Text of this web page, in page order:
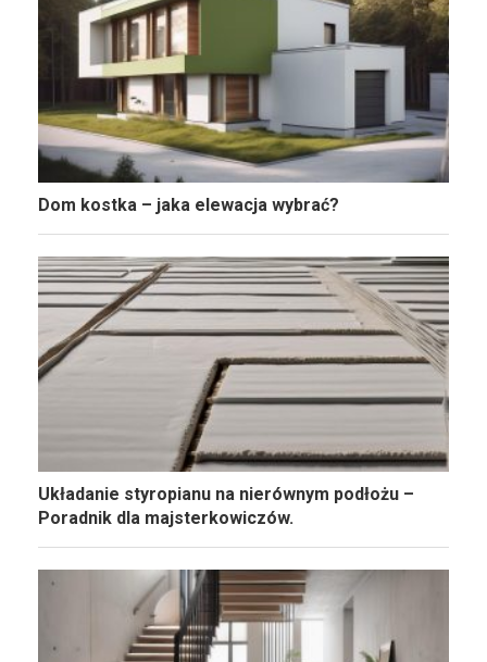
Dom kostka – jaka elewacja wybrać?
Układanie styropianu na nierównym podłożu –
Poradnik dla majsterkowiczów.